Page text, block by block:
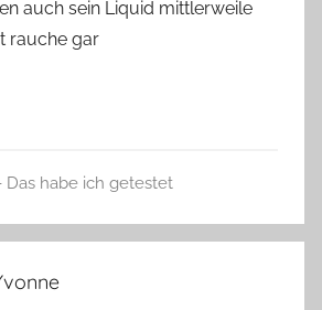
auch sein Liquid mittlerweile
rauche gar
Das habe ich getestet